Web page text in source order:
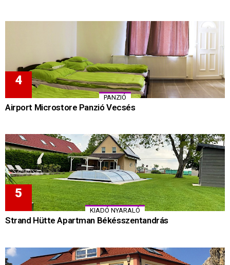
PANZIÓ
Airport Microstore Panzió Vecsés
KIADÓ NYARALÓ
Strand Hütte Apartman Békésszentandrás